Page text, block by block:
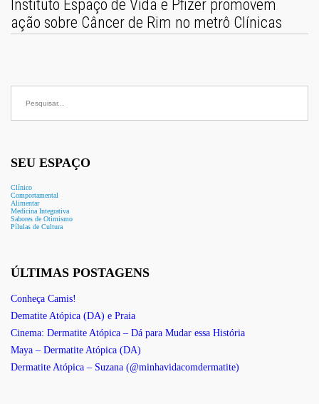
Instituto Espaço de Vida e Pfizer promovem
ação sobre Câncer de Rim no metrô Clínicas
Buscar
SEU ESPAÇO
Clínico
Comportamental
Alimentar
Medicina Integrativa
Sabores de Otimismo
Pílulas de Cultura
ÚLTIMAS POSTAGENS
Conheça Camis!
Dematite Atópica (DA) e Praia
Cinema: Dermatite Atópica – Dá para Mudar essa História
Maya – Dermatite Atópica (DA)
Dermatite Atópica – Suzana (@minhavidacomdermatite)